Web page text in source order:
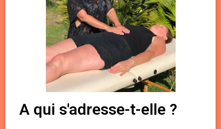
A qui s'adresse-t-elle ?